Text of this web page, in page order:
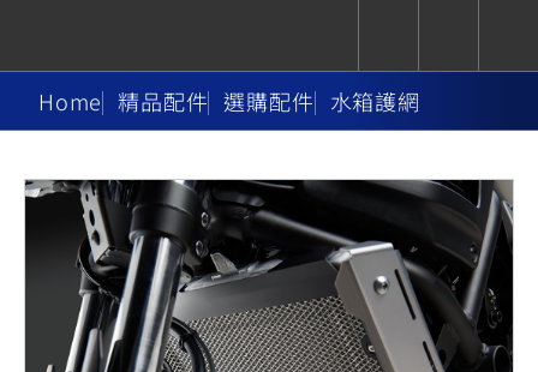
Super
Sport
Hyper
Naked
Sport
Heritage
YZF-R9
550+
MT-
09
Y-
MT-
09
550+
XSR
700
550+
Premium Sport FashionAdventure Family
TMAX
550+
CYGNUS
XR
150
Limi
125
BW'S
125
AXIS
Z /
Zii
CUXiE
追蹤愛車
我的愛車 瀏覽紀錄
Home 精品配件 選購配件 水箱護網